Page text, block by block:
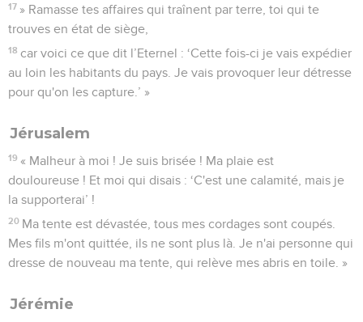
17 » Ramasse tes affaires qui traînent par terre, toi qui te
trouves en état de siège,
18 car voici ce que dit l’Eternel : ‘Cette fois-ci je vais expédier
au loin les habitants du pays. Je vais provoquer leur détresse
pour qu'on les capture.’ »
Jérusalem
19 « Malheur à moi ! Je suis brisée ! Ma plaie est
douloureuse ! Et moi qui disais : ‘C'est une calamité, mais je
la supporterai’ !
20 Ma tente est dévastée, tous mes cordages sont coupés.
Mes fils m'ont quittée, ils ne sont plus là. Je n'ai personne qui
dresse de nouveau ma tente, qui relève mes abris en toile. »
Jérémie